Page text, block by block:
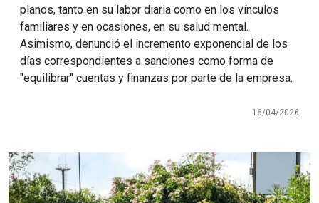
planos, tanto en su labor diaria como en los vínculos
familiares y en ocasiones, en su salud mental.
Asimismo, denunció el incremento exponencial de los
días correspondientes a sanciones como forma de
"equilibrar" cuentas y finanzas por parte de la empresa.
16/04/2026
Imagen